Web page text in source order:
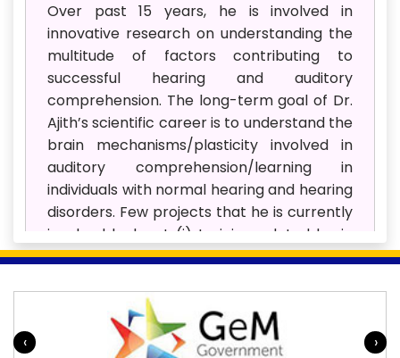
Over past 15 years, he is involved in
innovative research on understanding the
multitude of factors contributing to
successful hearing and auditory
comprehension. The long-term goal of Dr.
Ajith’s scientific career is to understand the
brain mechanisms/plasticity involved in
auditory comprehension/learning in
individuals with normal hearing and hearing
disorders. Few projects that he is currently
involved looks at (i) training related brain
plasticity in learning the non-native
of speech perception and localization in
individuals with hearing disorders (iii) role of
auditory efferent system in hearing.
‹ ›